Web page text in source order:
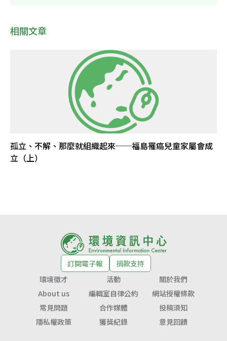
相關文章
孤立、不解、那麼就組織起來──福島罹癌兒童家屬會成
立（上）
訂閱電子報
捐款支持
環境徵才
活動
關於我們
About us
編輯室自律公約
網站授權條款
常見問題
合作媒體
投稿須知
隱私權政策
獲獎紀錄 意見回饋